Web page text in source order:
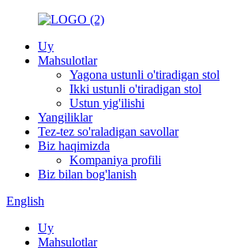
Uy
Mahsulotlar
Yagona ustunli o'tiradigan stol
Ikki ustunli o'tiradigan stol
Ustun yig'ilishi
Yangiliklar
Tez-tez so'raladigan savollar
Biz haqimizda
Kompaniya profili
Biz bilan bog'lanish
English
Uy
Mahsulotlar